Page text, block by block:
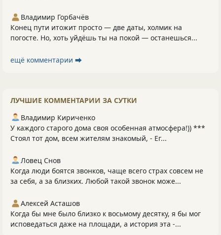
Владимир Горбачёв
Конец пути итожит просто — две даты, холмик на
погосте. Но, хоть уйдёшь ты на покой — останешься...
ещё комментарии ⮕
ЛУЧШИЕ КОММЕНТАРИИ ЗА СУТКИ
Владимир Кириченко
У каждого старого дома своя особенная атмосфера!)) ***
Стоял тот дом, всем жителям знакомый, - Ег...
Ловец Снов
Когда люди боятся звонков, чаще всего страх совсем не
за себя, а за близких. Любой такой звонок може...
Алексей Асташов
Когда бы мне было близко к восьмому десятку, я бы мог
исповедаться даже на площади, а история эта -...